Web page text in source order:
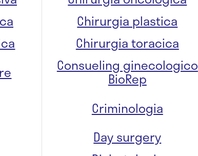
Chirurgia plastica
Chirurgia toracica
Consueling ginecologico
BioRep
Criminologia
Day surgery